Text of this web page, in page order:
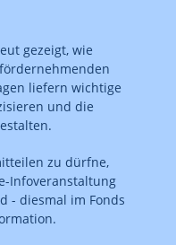
gezeigt, wie
liefern wichtige
und die
zu dürfne,
Infoveranstaltung
- diesmal im Fonds